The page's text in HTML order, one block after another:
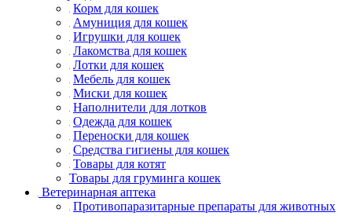
Корм для кошек
Амуниция для кошек
Игрушки для кошек
Лакомства для кошек
Лотки для кошек
Мебель для кошек
Миски для кошек
Наполнители для лотков
Одежда для кошек
Переноски для кошек
Средства гигиены для кошек
Товары для котят
Товары для груминга кошек
Ветеринарная аптека
Противопаразитарные препараты для животных